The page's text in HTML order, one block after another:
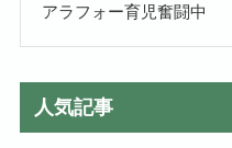
アラフォー育児奮闘中
人気記事